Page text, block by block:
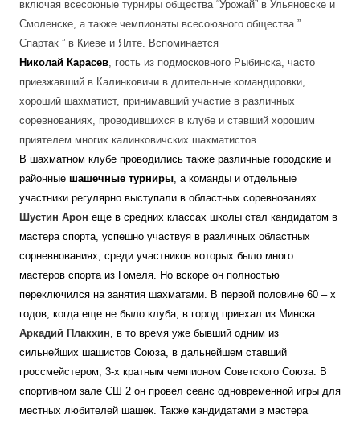
включая всесоюные турниры общества “Урожай” в Ульяновске и
Смоленске, а также чемпионаты всесоюзного общества ”
Спартак ” в Киеве и Ялте. Вспоминается
Николай Карасев , гость из подмосковного Рыбинска, часто
приезжавший в Калинковичи в длительные командировки,
хороший шахматист, принимавший участие в различных
соревнованиях, проводившихся в клубе и ставший хорошим
приятелем многих калинковичских шахматистов.
В шахматном клубе проводились также различные городские и
районные шашечные турниры , а команды и отдельные
участники регулярно выступали в областных соревнованиях.
Шустин Арон еще в средних классах школы стал кандидатом в
мастера спорта, успешно участвуя в различных областных
сорневнованиях, среди участников которых было много
мастеров спорта из Гомеля. Но вскоре он полностью
переключился на занятия шахматами. В первой половине 60 – х
годов, когда еще не было клуба, в город приехал из Минска
Аркадий Плакхин , в то время уже бывший одним из
сильнейших шашистов Союза, в дальнейшем ставший
гроссмейстером, 3-х кратным чемпионом Советского Союза. В
спортивном зале СШ 2 он провел сеанс одновременной игры для
местных любителей шашек. Также кандидатами в мастера